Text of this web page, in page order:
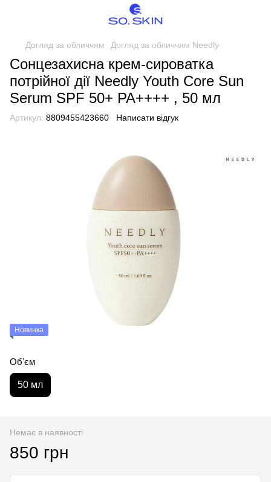
Догляд за обличчям Догляд за обличчям Needly
Сонцезахисна крем-сироватка
потрійної дії Needly Youth Core Sun
Serum SPF 50+ PA++++ , 50 мл
Артикул: 8809455423660 Написати відгук
Новинка
Обʼєм
50 мл
Немає в наявності
850 грн